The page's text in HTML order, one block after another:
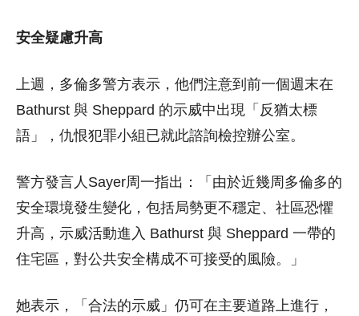
安全疑慮升高
上週，多倫多警方表示，他們注意到前一個週末在
Bathurst 與 Sheppard 的示威中出現「反猶太標
語」，仇恨犯罪小組已就此諮詢檢控辦公室。
警方發言人Sayer周一指出：「由於近幾周多倫多的
安全環境發生變化，包括局勢更不穩定、社區恐懼
升高，示威活動進入 Bathurst 與 Sheppard 一帶的
住宅區，對公共安全構成不可接受的風險。」
她表示，「合法的示威」仍可在主要道路上進行，